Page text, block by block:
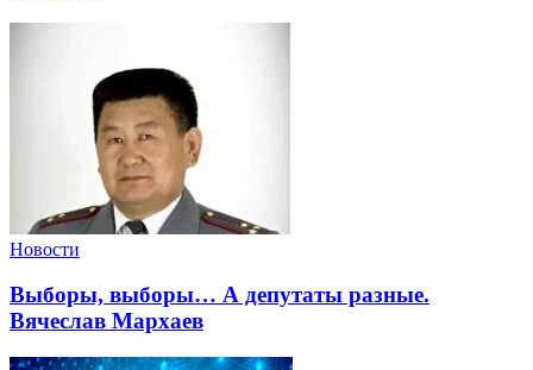
Новости
Выборы, выборы… А депутаты разные.
Вячеслав Мархаев